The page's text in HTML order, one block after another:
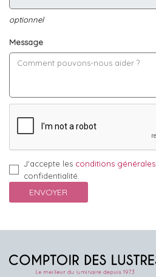
optionnel
Message
J'accepte les conditions générales
confidentialité.